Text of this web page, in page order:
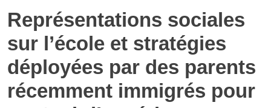
Représentations sociales
sur l’école et stratégies
déployées par des parents
récemment immigrés pour